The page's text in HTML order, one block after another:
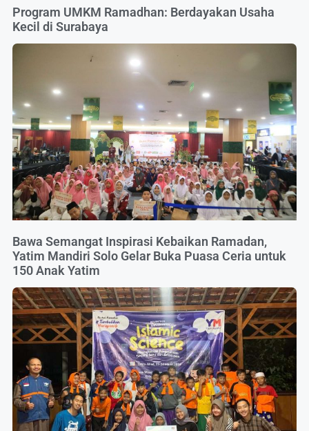
Program UMKM Ramadhan: Berdayakan Usaha
Kecil di Surabaya
Bawa Semangat Inspirasi Kebaikan Ramadan,
Yatim Mandiri Solo Gelar Buka Puasa Ceria untuk
150 Anak Yatim